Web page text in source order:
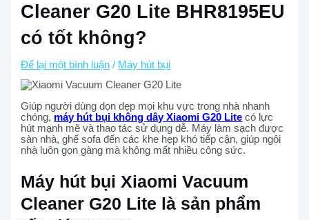
Cleaner G20 Lite BHR8195EU
có tốt không?
Để lại một bình luận / Máy hút bụi
Giúp người dùng dọn dẹp mọi khu vực trong nhà nhanh
chóng, máy hút bụi không dây Xiaomi G20 Lite có lực
hút mạnh mẽ và thao tác sử dụng dễ. Máy làm sạch được
sàn nhà, ghế sofa đến các khe hẹp khó tiếp cận, giúp ngôi
nhà luôn gọn gàng mà không mất nhiều công sức.
Máy hút bụi Xiaomi Vacuum
Cleaner G20 Lite là sản phẩm